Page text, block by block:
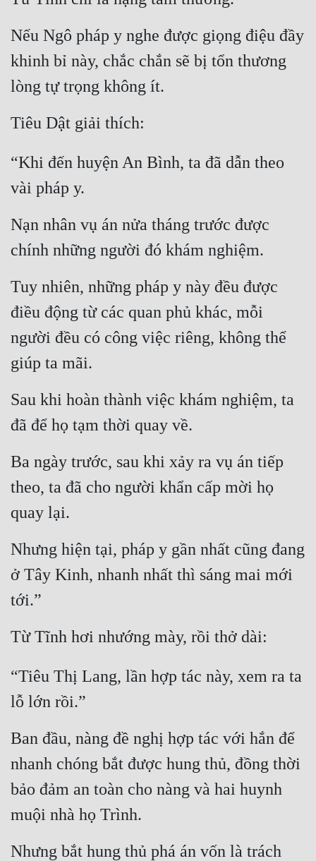
Trinh Thám
Triều Đấu
Trùng Sinh
Trọng Sinh
Tu Chân
Võ Hiệp
Xuyên Sách
Xuyên Thư
Đô Thị
Đông Phương
Đồng Nhân
Truyện Nam
Nếu Ngô pháp y nghe được giọng điệu đầy
khinh bỉ này, chắc chắn sẽ bị tổn thương
lòng tự trọng không ít.
Tiêu Dật giải thích:
“Khi đến huyện An Bình, ta đã dẫn theo
vài pháp y.
Nạn nhân vụ án nửa tháng trước được
chính những người đó khám nghiệm.
Tuy nhiên, những pháp y này đều được
điều động từ các quan phủ khác, mỗi
người đều có công việc riêng, không thể
giúp ta mãi.
Sau khi hoàn thành việc khám nghiệm, ta
đã để họ tạm thời quay về.
Ba ngày trước, sau khi xảy ra vụ án tiếp
theo, ta đã cho người khẩn cấp mời họ
quay lại.
Nhưng hiện tại, pháp y gần nhất cũng đang
ở Tây Kinh, nhanh nhất thì sáng mai mới
tới.”
Từ Tĩnh hơi nhướng mày, rồi thở dài:
“Tiêu Thị Lang, lần hợp tác này, xem ra ta
lỗ lớn rồi.”
Ban đầu, nàng đề nghị hợp tác với hắn để
nhanh chóng bắt được hung thủ, đồng thời
bảo đảm an toàn cho nàng và hai huynh
muội nhà họ Trình.
Nhưng bắt hung thủ phá án vốn là trách